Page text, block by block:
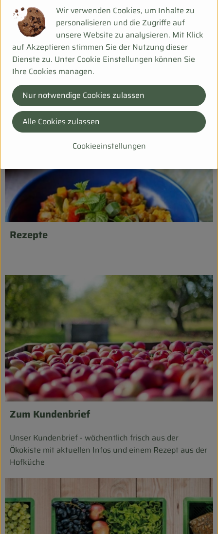
Warenkunde
Rezepte
Zum Kundenbrief
Unser Kundenbrief - wöchentlich frisch aus der
Ökokiste mit aktuellen Infos und einem Rezept aus der
Hofküche
Wir verwenden Cookies, um Inhalte zu
personalisieren und die Zugriffe auf
unsere Website zu analysieren. Mit Klick
auf Akzeptieren stimmen Sie der Nutzung dieser
Dienste zu. Unter Cookie Einstellungen können Sie
Ihre Cookies managen.
Cookieeinstellungen
Nur notwendige Cookies zulassen
Alle Cookies zulassen